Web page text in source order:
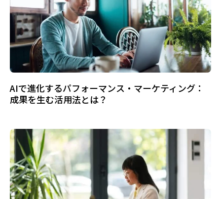
AIで進化するパフォーマンス・マーケティング：
成果を生む活用法とは？